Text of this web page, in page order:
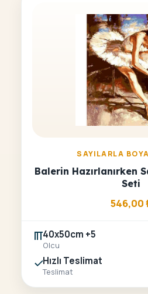
SAYILARLA
Balerin Hazırlanırken
Seti
546,00
40x50cm +5
Olcu
Hızlı Teslimat
Teslimat